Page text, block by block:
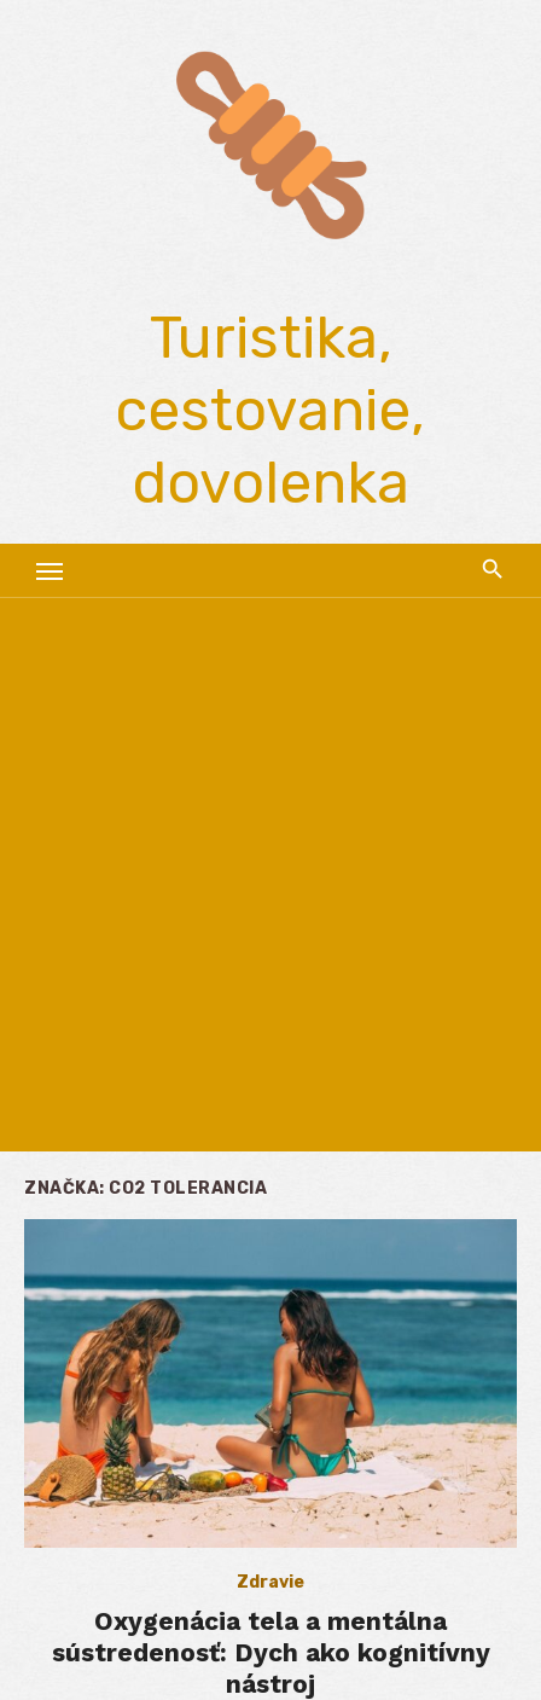
Turistika,
cestovanie,
dovolenka
ZNAČKA: CO2 TOLERANCIA
Zdravie
Oxygenácia tela a mentálna
sústredenosť: Dych ako kognitívny
nástroj